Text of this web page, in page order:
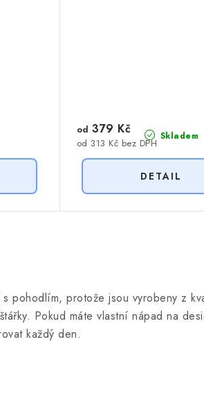
Skladem
od 313 Kč bez DPH
od 379 Kč
pohodlím, protože jsou vyrobeny z
Pokud máte vlastní nápad na
každý den.